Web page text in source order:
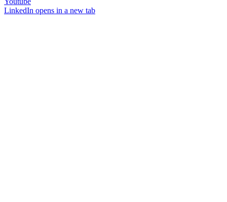
LinkedIn opens in a new tab